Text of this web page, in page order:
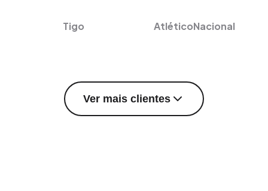
Tigo AtléticoNacional
Ver mais clientes